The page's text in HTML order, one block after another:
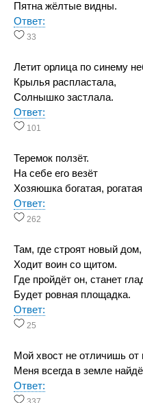
Пятна жёлтые видны.
Ответ:
33
Летит орлица по синему
Крылья распластала,
Солнышко застлала.
Ответ:
101
Теремок ползёт.
На себе его везёт
Хозяюшка богатая,
Ответ:
262
Там, где строят новый дом,
Ходит воин со щитом.
Где пройдёт он, станет
Будет ровная площадка.
Ответ:
25
Мой хвост не отличишь от
Меня всегда в земле
Ответ: